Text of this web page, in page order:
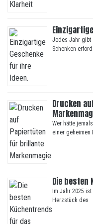
Jedes Jahr gibt
Schenken
Drucken
Wer hätte
einer geheimen
Die
Im Jahr 2025
Herzstück des